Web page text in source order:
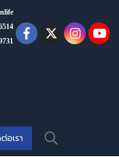
อเรา